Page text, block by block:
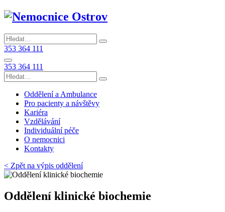
353 364 111
353 364 111
Oddělení a Ambulance
Pro pacienty a návštěvy
Kariéra
Vzdělávání
Individuální péče
O nemocnici
Kontakty
< Zpět na výpis oddělení
Oddělení klinické biochemie